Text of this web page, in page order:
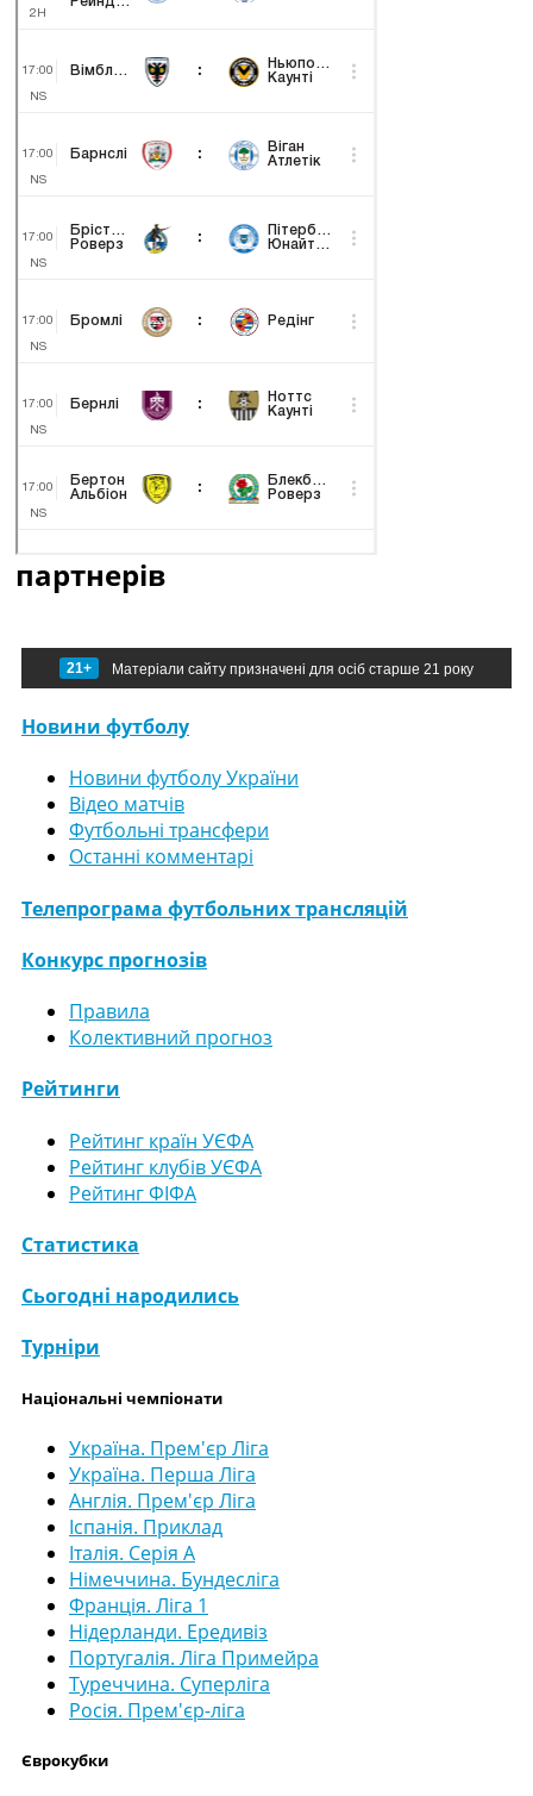
партнерів
21+ Матеріали сайту призначені для осіб старше 21 року
Новини футболу
Новини футболу України
Відео матчів
Футбольні трансфери
Останні комментарі
Телепрограма футбольних трансляцій
Конкурс прогнозів
Правила
Колективний прогноз
Рейтинги
Рейтинг країн УЄФА
Рейтинг клубів УЄФА
Рейтинг ФІФА
Статистика
Сьогодні народились
Турніри
Національні чемпіонати
Україна. Прем'єр Ліга
Україна. Перша Ліга
Англія. Прем'єр Ліга
Іспанія. Приклад
Італія. Серія А
Німеччина. Бундесліга
Франція. Ліга 1
Нідерланди. Ередивіз
Португалія. Ліга Примейра
Туреччина. Суперліга
Росія. Прем'єр-ліга
Єврокубки